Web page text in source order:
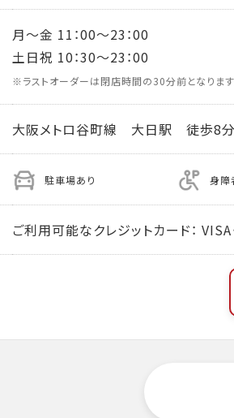
月～金 11：00～23：00
土日祝 10：30～23：00
※ラストオーダーは閉店時間の30分前となります
大阪メトロ谷町線 大日駅 徒歩8分
駐車場あり 身障
ご利用可能なクレジットカード：